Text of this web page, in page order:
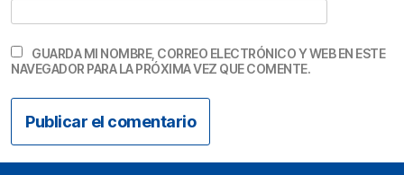
GUARDA MI NOMBRE, CORREO ELECTRÓNICO Y WEB EN ESTE
NAVEGADOR PARA LA PRÓXIMA VEZ QUE COMENTE.